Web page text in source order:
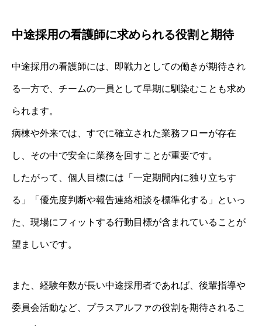
中途採用の看護師に求められる役割と期待
中途採用の看護師には、即戦力としての働きが期待され
る一方で、チームの一員として早期に馴染むことも求め
られます。
病棟や外来では、すでに確立された業務フローが存在
し、その中で安全に業務を回すことが重要です。
したがって、個人目標には「一定期間内に独り立ちす
る」「優先度判断や報告連絡相談を標準化する」といっ
た、現場にフィットする行動目標が含まれていることが
望ましいです。
また、経験年数が長い中途採用者であれば、後輩指導や
委員会活動など、プラスアルファの役割を期待されるこ